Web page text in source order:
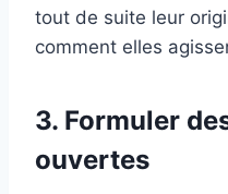
tout de suite leur
comment elles
3. Formuler
ouvertes